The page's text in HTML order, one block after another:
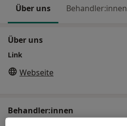
Über uns Behandler:innen
Über uns
Link
Webseite
Behandler:innen